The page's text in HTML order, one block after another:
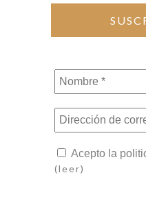
Nombre
*
Dirección
de
electrónico
*
Acepto la
(leer)